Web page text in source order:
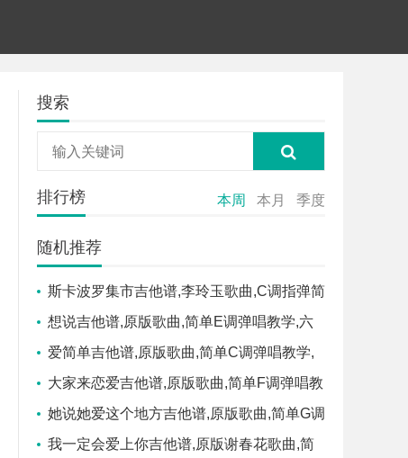
搜索
排行榜 本周 本月 季度
随机推荐
斯卡波罗集市吉他谱,李玲玉歌曲,C调指弹简
谱,新手弹唱简单版
想说吉他谱,原版歌曲,简单E调弹唱教学,六
线谱指弹简谱2张图
爱简单吉他谱,原版歌曲,简单C调弹唱教学,
六线谱指弹简谱2张图
大家来恋爱吉他谱,原版歌曲,简单F调弹唱教
学,六线谱指弹简谱3张图
她说她爱这个地方吉他谱,原版歌曲,简单G调
弹唱教学,六线谱指弹简谱1张图
我一定会爱上你吉他谱,原版谢春花歌曲,简